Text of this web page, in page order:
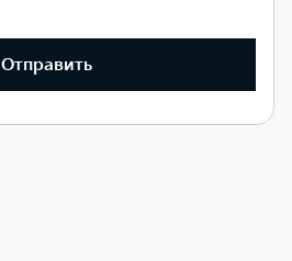
Отправить